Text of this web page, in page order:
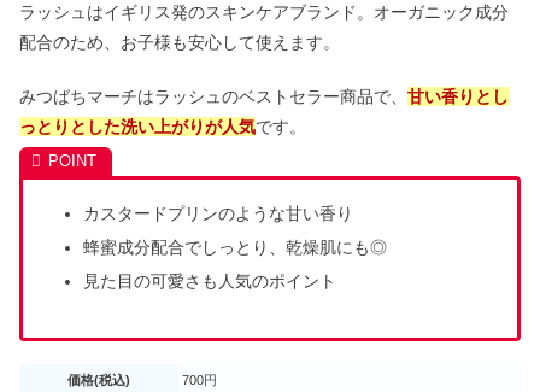
ラッシュはイギリス発のスキンケアブランド。オーガニック成分
配合のため、お子様も安心して使えます。
みつばちマーチはラッシュのベストセラー商品で、 甘い香りとし
っとりとした洗い上がりが人気です。
カスタードプリンのような甘い香り
蜂蜜成分配合でしっとり、乾燥肌にも◎
見た目の可愛さも人気のポイント
価格(税込) 700円